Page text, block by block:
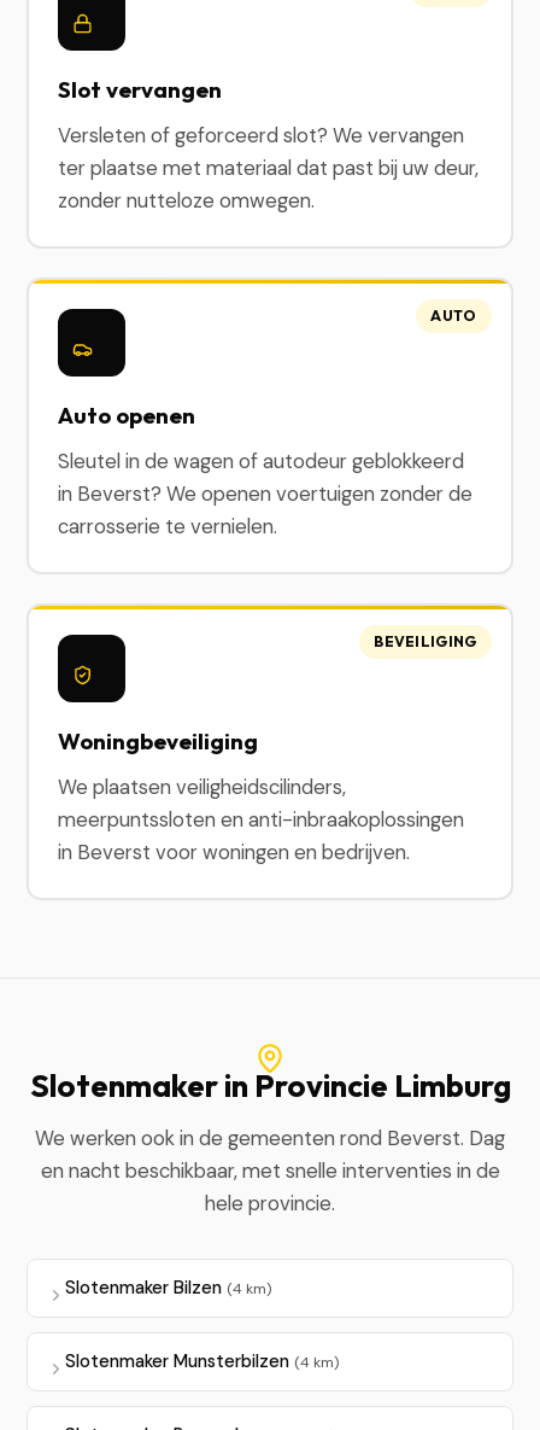
Slot vervangen
Versleten of geforceerd slot? We vervangen
ter plaatse met materiaal dat past bij uw deur,
zonder nutteloze omwegen.
Auto openen
Sleutel in de wagen of autodeur geblokkeerd
in Beverst? We openen voertuigen zonder de
carrosserie te vernielen.
AUTO
Woningbeveiliging
We plaatsen veiligheidscilinders,
meerpuntssloten en anti-inbraakoplossingen
in Beverst voor woningen en bedrijven.
BEVEILIGING
Slotenmaker in Provincie Limburg
We werken ook in de gemeenten rond Beverst. Dag
en nacht beschikbaar, met snelle interventies in de
hele provincie.
Slotenmaker Bilzen (4 km)
Slotenmaker Munsterbilzen (4 km)